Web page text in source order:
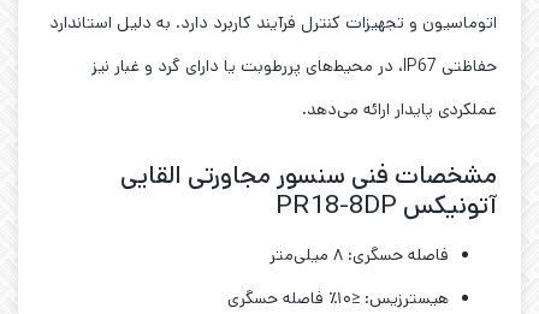
اتوماسیون و تجهیزات کنترل فرآیند کاربرد دارد. به دلیل استاندارد
حفاظتی IP67، در محیط‌های پررطوبت یا دارای گرد و غبار نیز
عملکردی پایدار ارائه می‌دهد.
مشخصات فنی سنسور مجاورتی القایی
آتونیکس PR18-8DP
فاصله حسگری: ۸ میلی‌متر
هیسترزیس: ≤۱۰٪ فاصله حسگری